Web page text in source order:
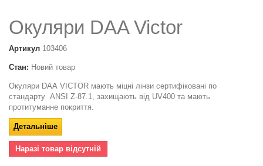
Окуляри DAA Victor
Артикул 103406
Стан: Новий товар
Окуляри DAA VICTOR мають міцні лінзи сертифіковані по
стандарту ANSI Z-87.1, захищають від UV400 та мають
протитуманне покриття.
Детальніше
Наразі товар відсутній